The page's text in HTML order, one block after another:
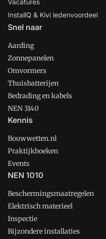
Vacatures
InstallQ & Kivi ledenvoordeel
Snel naar
Aarding
Zonnepanelen
Omvormers
Thuisbatterijen
Bedrading en kabels
NEN 3140
Kennis
Bouwwetten.nl
Praktijkboeken
Events
NEN 1010
Beschermingsmaatregelen
Elektrisch materieel
Inspectie
Bijzondere installaties